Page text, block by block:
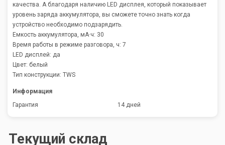
качества. А благодаря наличию LED дисплея, который показывает
уровень заряда аккумулятора, вы сможете точно знать когда
устройство необходимо подзарядить.
Емкость аккумулятора, мА·ч: 30
Время работы в режиме разговора, ч: 7
LED дисплей: да
Цвет: белый
Тип конструкции: TWS
Информация
Гарантия
14 дней
Текущий склад